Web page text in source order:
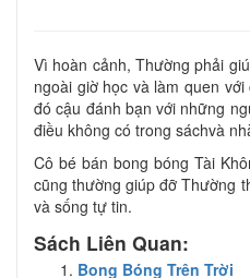
Vì hoàn cảnh, Thường phải
ngoài giờ học và làm quen
đó cậu đánh bạn với những
điều không có trong sáchvà
Cô bé bán bong bóng Tài
cũng thường giúp đỡ Thường
và sống tự tin.
Sách Liên Quan:
Bong Bóng Trên Trời